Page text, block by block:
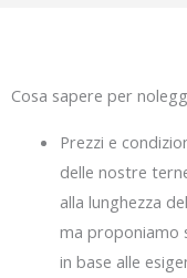
Cosa sapere per
Prezzi e
delle nostre
alla lunghezza
ma proponiamo
in base alle